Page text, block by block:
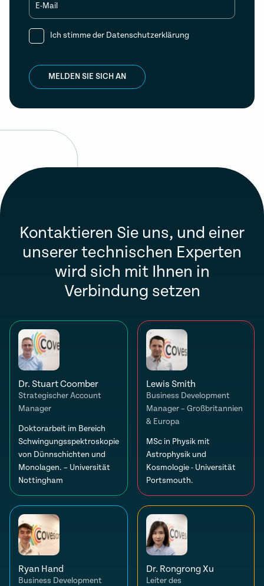
E-Mail
Ich stimme der Datenschutzerklärung
MELDEN SIE SICH AN
Kontaktieren Sie uns, und einer
unserer technischen Experten
wird sich mit Ihnen in
Verbindung setzen
Dr. Stuart Coomber
Strategischer Account
Manager
Doktorarbeit im Bereich
Schwingungsspektroskopie
von Dünnschichten und
Monolagen. – Universität
Nottingham
Lewis Smith
Business Development
Manager – Großbritannien
& Europa
MSc in Physik mit
Astrophysik und
Kosmologie - Universität
Portsmouth.
Ryan Hand
Business Development
Dr. Rongrong Xu
Leiter des